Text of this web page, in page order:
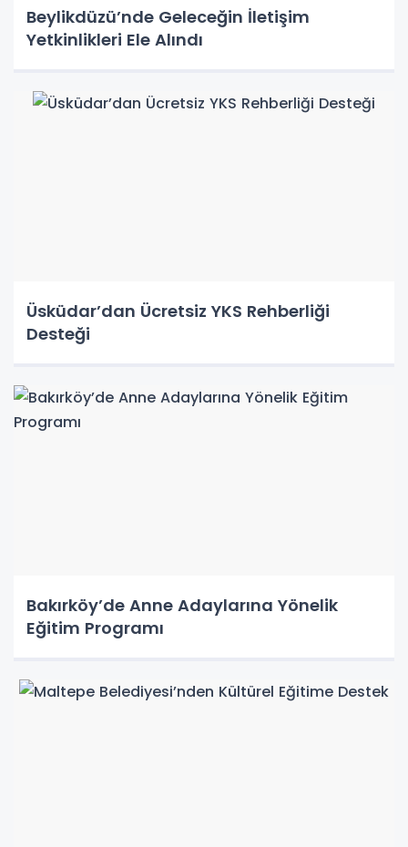
Beylikdüzü’nde Geleceğin İletişim
Yetkinlikleri Ele Alındı
Üsküdar’dan Ücretsiz YKS Rehberliği
Desteği
Bakırköy’de Anne Adaylarına Yönelik
Eğitim Programı